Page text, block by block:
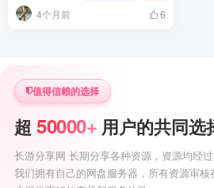
4个月前 6
值得信赖的选择
超50000+ 用户的共同选
长游分享网 长期分享各种资源，资源均经过
我们拥有自己的网盘服务器，所有资源审